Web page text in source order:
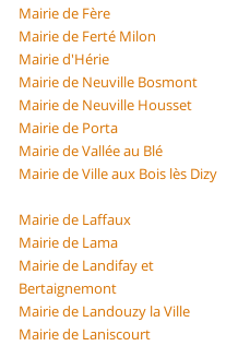
Mairie de Fère
Mairie de Ferté Milon
Mairie d'Hérie
Mairie de Neuville Bosmont
Mairie de Neuville Housset
Mairie de Porta
Mairie de Vallée au Blé
Mairie de Ville aux Bois lès Dizy
Mairie de Laffaux
Mairie de Lama
Mairie de Landifay et
Bertaignemont
Mairie de Landouzy la Ville
Mairie de Laniscourt